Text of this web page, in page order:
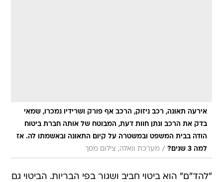
אירעה תאונה, רכב ניזוק, הרכב אף פורק ושרידיו נמכרו, שמאי
בדק את הרכב ונתן חוות דעת, המבוטח של אותה חברת ביטוח
הודה בבית המשפט ובמשטרה על קיום התאונה ובאשמתו לה. אז
למה 3 שנים?
/ מערכת וואלה, צילום מסך
"להד"ם" הוא ביטוי חביב ושגור בפי הבריות. הביטוי גם